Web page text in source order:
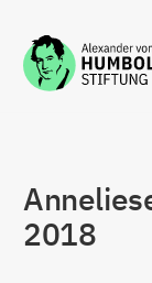
Zum Inhalt
2018